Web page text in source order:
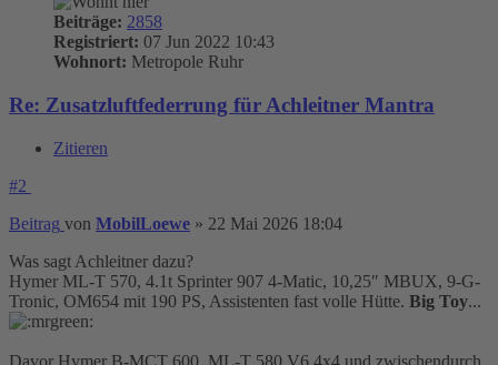
Beiträge: 2858
Registriert: 07 Jun 2022 10:43
Wohnort: Metropole Ruhr
Re: Zusatzluftfederrung für Achleitner Mantra
Zitieren
#2
Beitrag von MobilLoewe » 22 Mai 2026 18:04
Was sagt Achleitner dazu?
Hymer ML-T 570, 4.1t Sprinter 907 4-Matic, 10,25″ MBUX, 9-G-
Tronic, OM654 mit 190 PS, Assistenten fast volle Hütte. Big Toy...
Davor Hymer B-MCT 600, ML-T 580 V6 4x4 und zwischendurch